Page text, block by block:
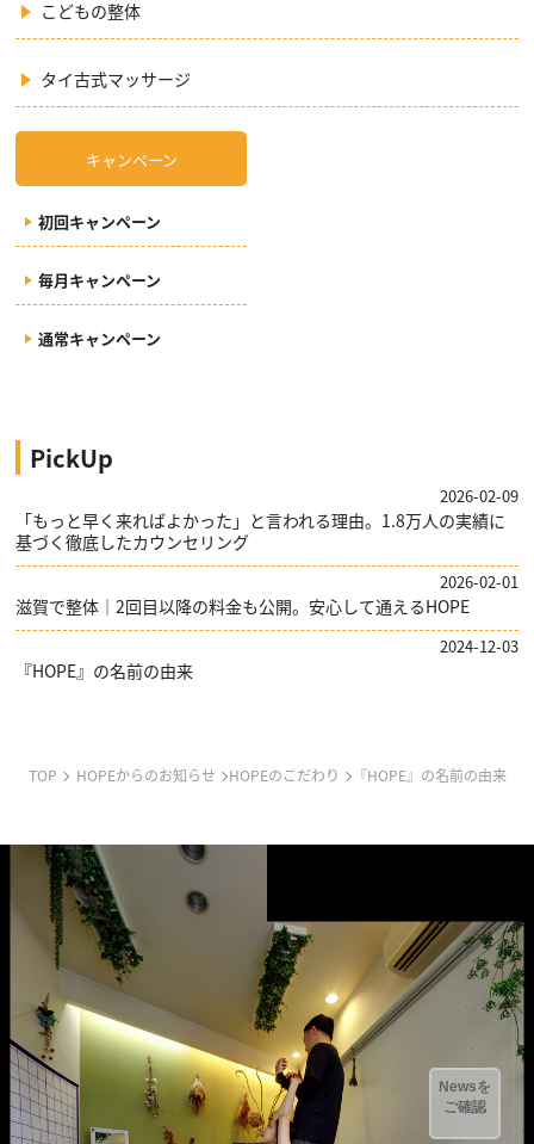
こどもの整体
タイ古式マッサージ
キャンペーン
初回キャンペーン
毎月キャンペーン
通常キャンペーン
PickUp
「もっと早く来ればよかった」と言われる理由。1.8万人の実績に
基づく徹底したカウンセリング
2026-02-09
滋賀で整体｜2回目以降の料金も公開。安心して通えるHOPE
2026-02-01
『HOPE』の名前の由来
2024-12-03
TOP HOPEからのお知らせ HOPEのこだわり 『HOPE』の名前の由来